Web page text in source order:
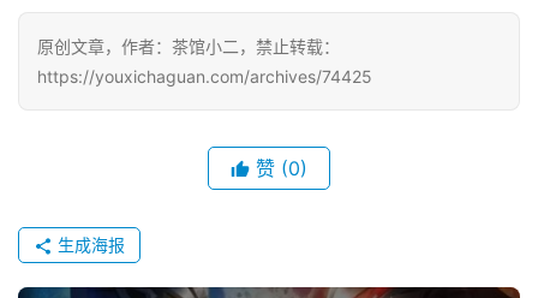
原创文章，作者：茶馆小二，禁止转载：
https://youxichaguan.com/archives/74425
赞 (0)
生成海报